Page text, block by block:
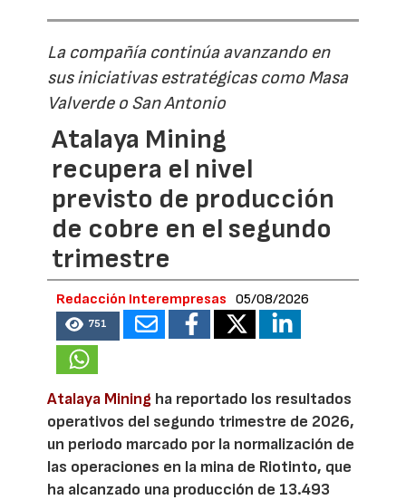
La compañía continúa avanzando en
sus iniciativas estratégicas como Masa
Valverde o San Antonio
Atalaya Mining
recupera el nivel
previsto de producción
de cobre en el segundo
trimestre
Redacción Interempresas 05/08/2026
751
Atalaya Mining ha reportado los resultados
operativos del segundo trimestre de 2026,
un periodo marcado por la normalización de
las operaciones en la mina de Riotinto, que
ha alcanzado una producción de 13.493